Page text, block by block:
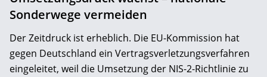
Sonderwege vermeiden
Der Zeitdruck ist erheblich. Die EU-Kommission hat
gegen Deutschland ein Vertragsverletzungsverfahren
eingeleitet, weil die Umsetzung der NIS-2-Richtlinie zu